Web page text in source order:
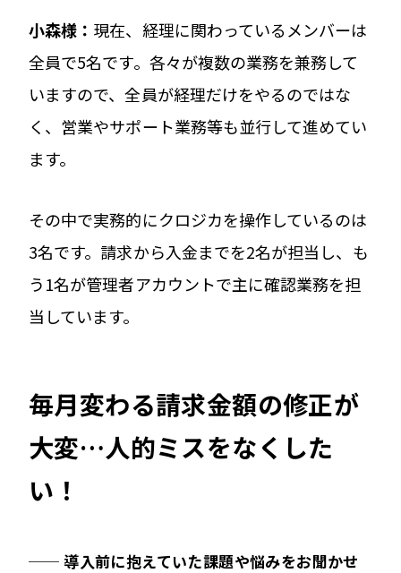
小森様： 現在、経理に関わっているメンバーは
全員で5名です。各々が複数の業務を兼務して
いますので、全員が経理だけをやるのではな
く、営業やサポート業務等も並行して進めてい
ます。
その中で実務的にクロジカを操作しているのは
3名です。請求から入金までを2名が担当し、も
う1名が管理者アカウントで主に確認業務を担
当しています。
毎月変わる請求金額の修正が
大変…人的ミスをなくした
い！
── 導入前に抱えていた課題や悩みをお聞かせ